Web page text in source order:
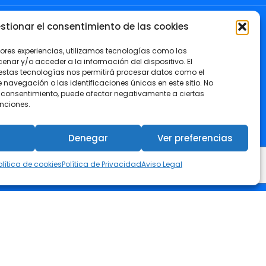
el consentimiento de las cookies
experiencias, utilizamos tecnologías como las
y/o acceder a la información del dispositivo. El
tecnologías nos permitirá procesar datos como el
o las identificaciones únicas en este sitio. No
consentimiento, puede afectar negativamente a ciertas
Denegar Ver preferencias
de cookiesPolítica de PrivacidadAviso Legal
Colégiate
Visa tu Proyecto
Canal de Asistencia Jurídica